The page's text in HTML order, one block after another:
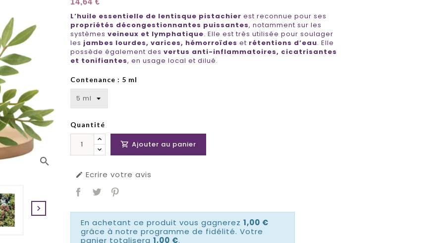
search

L’huile essentielle de lentisque pistachier est reconnue pour ses
propriétés décongestionnantes puissantes, notamment sur les
systèmes veineux et lymphatique. Elle est très utilisée pour soulager
les jambes lourdes, varices, hémorroïdes et rétentions d’eau. Elle
possède également des vertus anti-inflammatoires, cicatrisantes
et tonifiantes, en usage local et dilué.
Contenance : 5 ml
Quantité
 Ajouter au panier
 Ecrire votre avis
En achetant ce produit vous gagnerez 1,00 €
grâce à notre programme de fidélité. Votre
panier totalisera 1,00 €.